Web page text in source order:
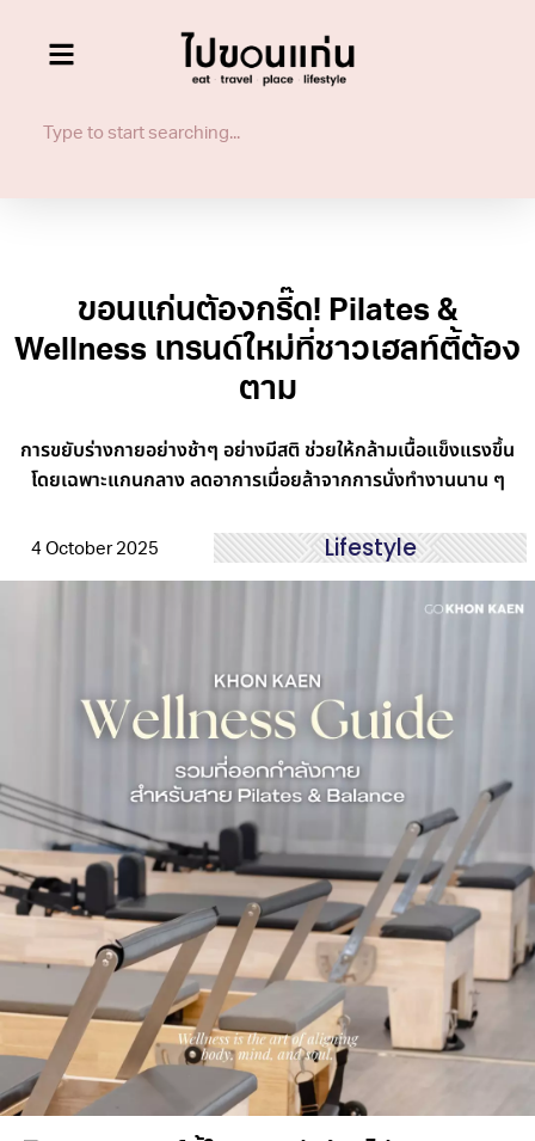
ขอนแก่นต้องกรี๊ด! Pilates &
Wellness เทรนด์ใหม่ที่ชาวเฮลท์ตี้ต้อง
ตาม
การขยับร่างกายอย่างช้าๆ อย่างมีสติ ช่วยให้กล้ามเนื้อแข็งแรงขึ้น
โดยเฉพาะแกนกลาง ลดอาการเมื่อยล้าจากการนั่งทำงานนาน ๆ
4 October 2025 Lifestyle